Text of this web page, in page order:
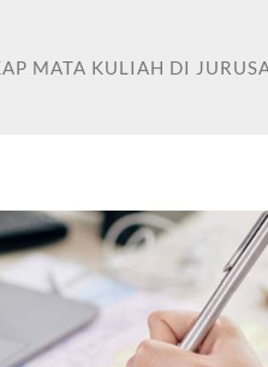
MATA KULIAH DI